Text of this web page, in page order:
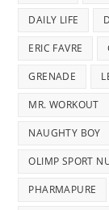
DAILY LIFE
ERIC FAVRE
GRENADE
MR. WORKOUT
NAUGHTY BOY
OLIMP SPORT
PHARMAPURE